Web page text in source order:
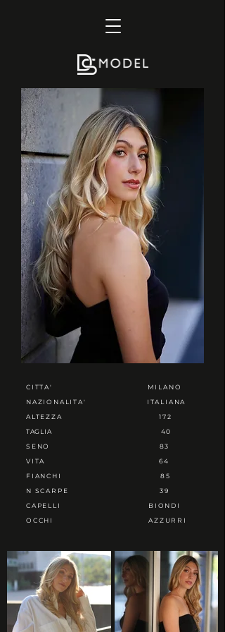
CITTA'
NAZIONALITA'
ALTEZZA
TAGLIA
SENO
VITA
FIANCHI
N SCARPE
CAPELLI
OCCHI
MILANO
ITALIANA
172
40
83
64
85
39
BIONDI
AZZURRI